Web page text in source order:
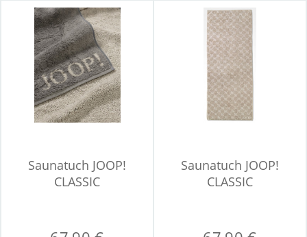
Saunatuch JOOP!
CLASSIC
Saunatuch JOOP!
CLASSIC